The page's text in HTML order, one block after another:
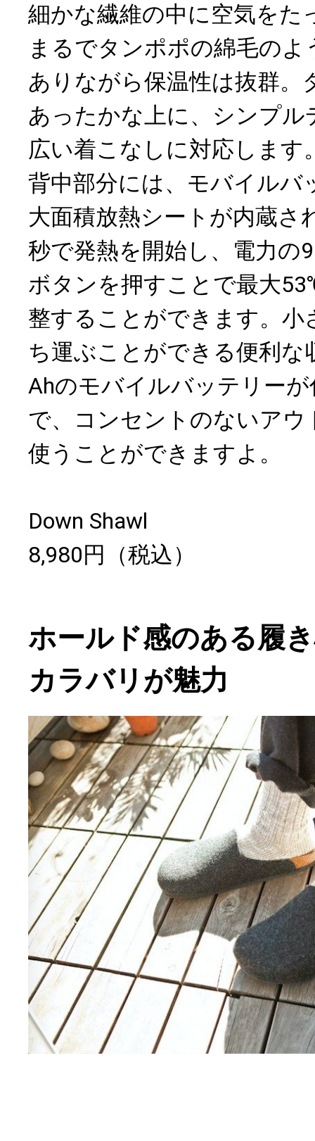
細かな繊維の中に空気をた
まるでタンポポの綿毛のよ
ありながら保温性は抜群。
あったかな上に、シンプル
広い着こなしに対応します
背中部分には、モバイルバ
大面積放熱シートが内蔵さ
秒で発熱を開始し、電力の
ボタンを押すことで最大
整することができます。小
ち運ぶことができる便利な
Ahのモバイルバッテリー
で、コンセントのないア
使うことができますよ。
Down Shawl
8,980円（税込）
ホールド感のある履
カラバリが魅力